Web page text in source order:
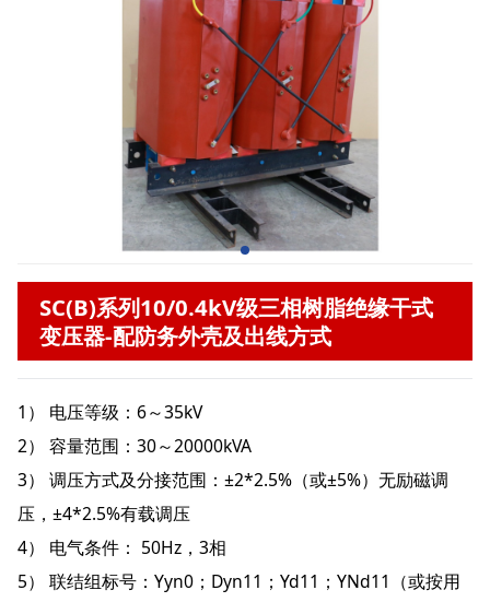
SC(B)系列10/0.4kV级三相树脂绝缘干式
变压器-配防务外壳及出线方式
1） 电压等级：6～35kV
2） 容量范围：30～20000kVA
3） 调压方式及分接范围：±2*2.5%（或±5%）无励磁调
压，±4*2.5%有载调压
4） 电气条件： 50Hz，3相
5） 联结组标号：Yyn0；Dyn11；Yd11；YNd11（或按用